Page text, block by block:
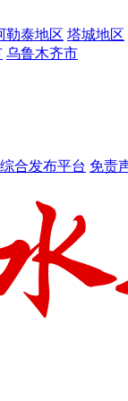
勒泰地区 塔城地区
乌鲁木齐市
合发布平台 免责